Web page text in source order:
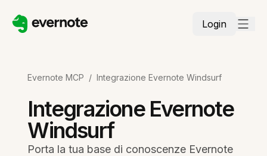
Login
Evernote MCP / Integrazione Evernote Windsurf
Integrazione Evernote
Windsurf
Porta la tua base di conoscenze Evernote